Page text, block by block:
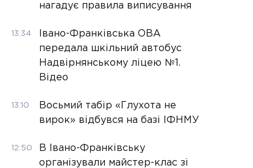
нагадує правила виписування
13:34
Івано-Франківська ОВА
передала шкільний автобус
Надвірнянському ліцею №1.
Відео
13:10
Восьмий табір «Глухота не
вирок» відбувся на базі ІФНМУ
12:50
В Івано-Франківську
організували майстер-клас зі